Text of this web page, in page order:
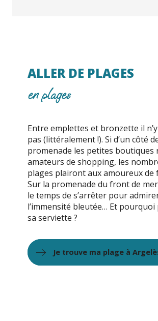
ALLER DE PLAGES
en plages
Entre emplettes et bronzette il n’y
pas (littéralement !). Si d’un côté
promenade les petites boutiques
amateurs de shopping, les
plages plairont aux amoureux de
Sur la promenade du front de
le temps de s’arrêter pour
l’immensité bleutée… Et pourquoi
sa serviette ?
Je trouve ma plage à